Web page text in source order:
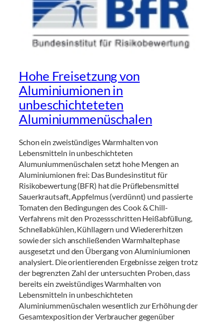
Hohe Freisetzung von
Aluminiumionen in
unbeschichteteten
Aluminiummenüschalen
Schon ein zweistündiges Warmhalten von
Lebensmitteln in unbeschichteten
Alumuniummenüschalen setzt hohe Mengen an
Aluminiumionen frei: Das Bundesinstitut für
Risikobewertung (BFR) hat die Prüflebensmittel
Sauerkrautsaft, Appfelmus (verdünnt) und passierte
Tomaten den Bedingungen des Cook & Chill-
Verfahrens mit den Prozessschritten Heißabfüllung,
Schnellabkühlen, Kühllagern und Wiedererhitzen
sowie der sich anschließenden Warmhaltephase
ausgesetzt und den Übergang von Aluminiumionen
analysiert. Die orientierenden Ergebnisse zeigen trotz
der begrenzten Zahl der untersuchten Proben, dass
bereits ein zweistündiges Warmhalten von
Lebensmitteln in unbeschichteten
Aluminiummenüschalen wesentlich zur Erhöhung der
Gesamtexposition der Verbraucher gegenüber